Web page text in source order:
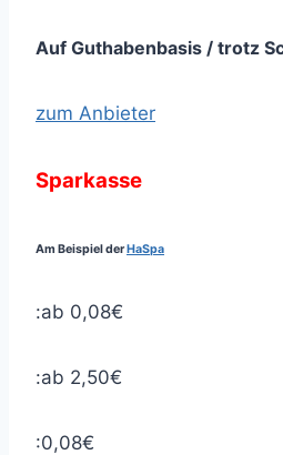
Auf Guthabenbasis / trotz
zum Anbieter
Sparkasse
Am Beispiel derHaSpa
:ab 0,08€
:ab 2,50€
:0,08€